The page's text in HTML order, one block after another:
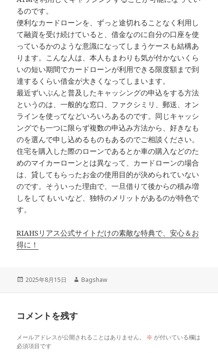
るのです。
便利なカードローンを、ずっと途切れることなく利用し
て融資を受け続けていると、借金なのに自分の口座を使
っているかのような意識になってしまうケースも結構あ
ります。こんな人は、本人もまわりも気が付かないくら
いの短い期間でカードローンが利用できる限度額まで到
達するくらい借金が大きくなってしまいます。
最近ずいぶんと普及したキャッシングの申込をする方法
というのは、一般的な窓口、ファクシミリ、郵送、オン
ラインを使ってなどいろいろあるのです。同じキャッシ
ングでも一つに限らず複数の申込み方法から、好きなも
のを選んで申し込めるものもあるのでご相談ください。
住宅を購入した際のローンであるとか車の購入などのた
めのマイカーローンとは異なって、カードローンの場合
は、貸してもらったお金の使用目的が決められていない
のです。そういった理由で、一旦借りて後からの積み増
しをしてもいいなど、独特のメリットがあるのが特色で
す。
RIAHSリアス公式サイトだけの素敵な特典で、安心＆お
得に！
投
2025年8月15日
作
Bagshaw
コメントを残す
メールアドレスが公開されることはありません。 ※ が付いている欄は
必須項目です